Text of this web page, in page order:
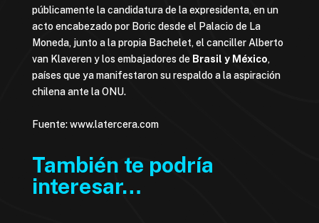
públicamente la candidatura de la expresidenta, en un
acto encabezado por Boric desde el Palacio de La
Moneda, junto a la propia Bachelet, el canciller Alberto
van Klaveren y los embajadores de Brasil y México,
países que ya manifestaron su respaldo a la aspiración
chilena ante la ONU.
Fuente: www.latercera.com
También te podría
interesar…